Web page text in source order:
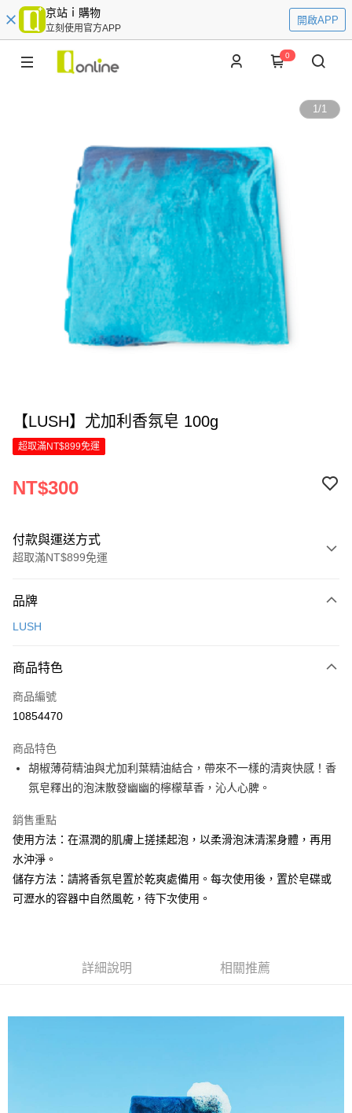
京站ｉ購物
立刻使用官方APP
開啟APP
0
1/1
【LUSH】尤加利香氛皂 100g
超取滿NT$899免運
NT$300
付款與運送方式
超取滿NT$899免運
信用卡一次付款
Apple Pay
街口支付
Google Pay
全盈+PAY
大哥付你分期
相關說明
1.本服務由台灣大哥大提供，台灣大哥大用戶可立即使用無須另外申請。
2.付款方式選擇「大哥付你分期」，訂單成立後會自動跳轉到大哥付的交易
流程，驗證手機門號後，選擇欲分期的期數、繳款截止日，確認付款後即完
成交易。
法說明評估內容。
用戶於交易時，得透過本服務購買商品或服務，並由商店將買賣／分期付款
買賣價金債權讓與本公司後，依約使用本公司帳單繳交帳款。
AFTEE先享後付
相關說明
【關於「AFTEE先享後付」】
３．安心：先確認商品／服務後，再付款。
※ 請注意：結帳手續完成當下不需立刻繳費，但若您需要取消訂單，請聯絡
購買商品的店家。未經商家同意取消之訂單仍視為有效，需透過AFTEE先享
付款後全家取貨
每筆NT$100，滿NT$1,000(含以上)免運費
品牌
LUSH
商品特色
商品編號
10854470
商品特色
胡椒薄荷精油與尤加利葉精油結合，帶來不一樣的清爽快感！香
氛皂釋出的泡沫散發幽幽的檸檬草香，沁人心脾。
銷售重點
使用方法：在濕潤的肌膚上搓揉起泡，以柔滑泡沫清潔身體，再用
水沖淨。
儲存方法：請將香氛皂置於乾爽處備用。每次使用後，置於皂碟或
可瀝水的容器中自然風乾，待下次使用。
詳細說明 相關推薦